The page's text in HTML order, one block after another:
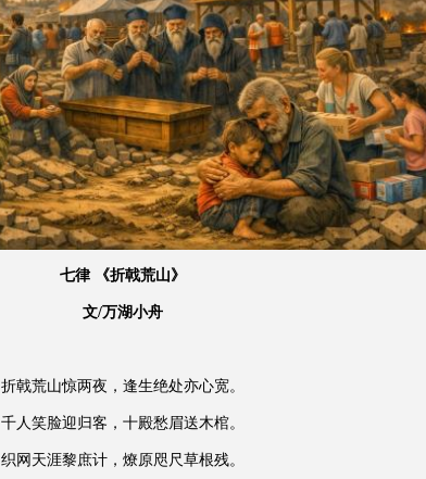
七律 《折戟荒山》
文/万湖小舟
折戟荒山惊两夜，逢生绝处亦心宽。
千人笑脸迎归客，十殿愁眉送木棺。
织网天涯黎庶计，燎原咫尺草根残。